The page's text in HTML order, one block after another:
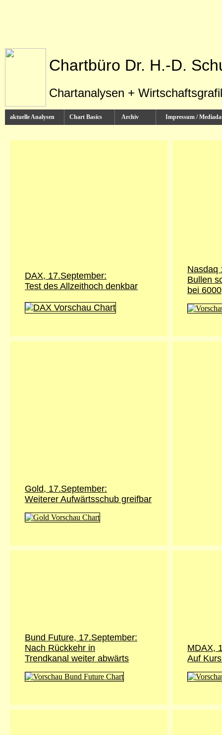
Chartbüro Dr. H.-D.
Chartanalysen +
aktuelle Analysen Chart Basics Archiv Impressum /
DAX, 17.September:
Test des Allzeithoch denkbar
Nasdaq
Bullen
bei 6000
Gold, 17.September:
Weiterer Aufwärtsschub greifbar
Bund Future, 17.September:
Nach Rückkehr in
Trendkanal weiter abwärts
MDAX,
Auf